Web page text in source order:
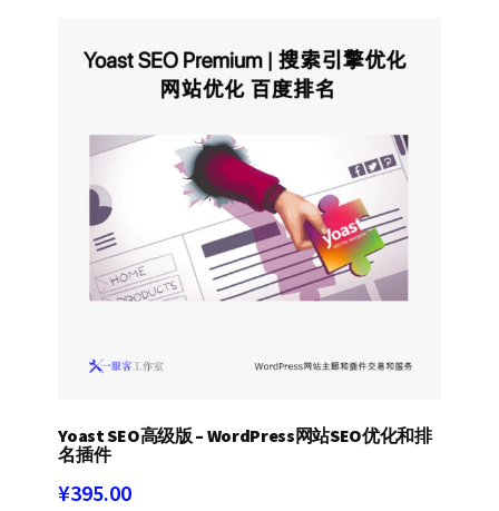
Yoast SEO高级版 – WordPress网站SEO优化和排
名插件
¥395.00